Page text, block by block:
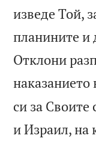
изведе Той,
планините и
Отклони
наказанието
си за
и Израил, на